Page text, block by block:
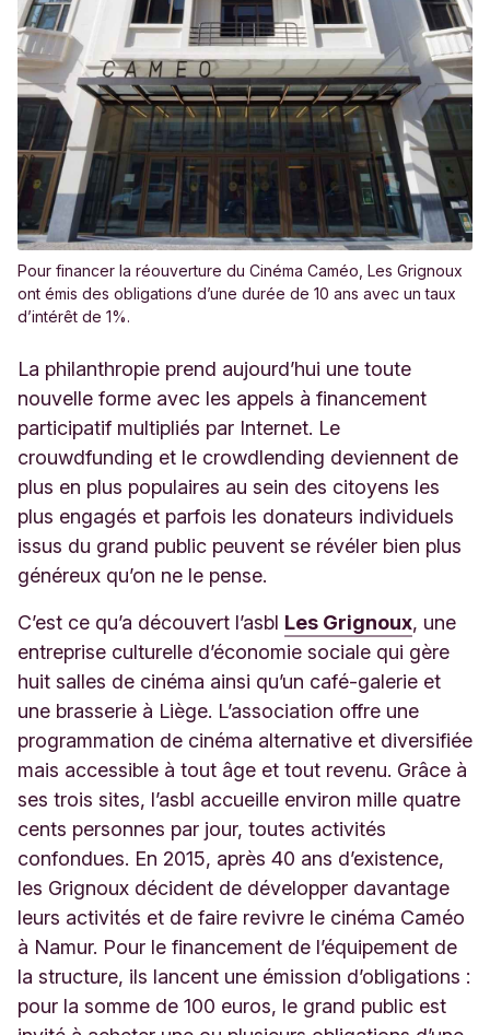
Pour financer la réouverture du Cinéma Caméo, Les Grignoux
ont émis des obligations d’une durée de 10 ans avec un taux
d’intérêt de 1%.
La philanthropie prend aujourd’hui une toute
nouvelle forme avec les appels à financement
participatif multipliés par Internet. Le
crouwdfunding et le crowdlending deviennent de
plus en plus populaires au sein des citoyens les
plus engagés et parfois les donateurs individuels
issus du grand public peuvent se révéler bien plus
généreux qu’on ne le pense.
C’est ce qu’a découvert l’asbl Les Grignoux, une
entreprise culturelle d’économie sociale qui gère
huit salles de cinéma ainsi qu’un café-galerie et
une brasserie à Liège. L’association offre une
programmation de cinéma alternative et diversifiée
mais accessible à tout âge et tout revenu. Grâce à
ses trois sites, l’asbl accueille environ mille quatre
cents personnes par jour, toutes activités
confondues. En 2015, après 40 ans d’existence,
les Grignoux décident de développer davantage
leurs activités et de faire revivre le cinéma Caméo
à Namur. Pour le financement de l’équipement de
la structure, ils lancent une émission d’obligations :
pour la somme de 100 euros, le grand public est